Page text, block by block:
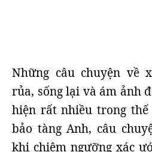
Những câu chuyện về
rủa, sống lại và ám ảnh
hiện rất nhiều trong
bảo tàng Anh, câu
khi chiêm ngưỡng xác